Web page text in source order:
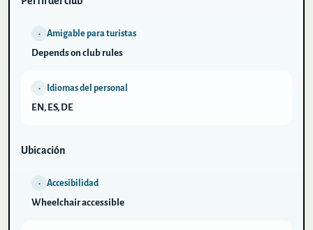
• Amigable para turistas
Depends on club rules
• Idiomas del personal
EN, ES, DE
Ubicación
• Accesibilidad
Wheelchair accessible